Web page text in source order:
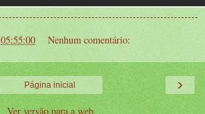
05:55:00 Nenhum comentário:
›
Página inicial
Ver versão para a web